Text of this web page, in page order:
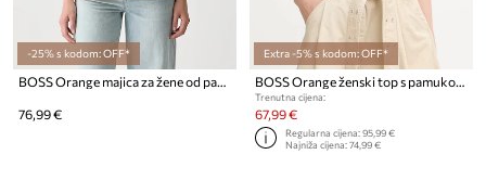
-25% s kodom: OFF*
BOSS Orange majica za žene od pamuka C_Eregular_4
76,99 €
Extra -5% s kodom: OFF*
BOSS Orange ženski top s pamukom C Ecela
Trenutna cijena:
67,99 €
Regularna cijena:95,99 €
Najniža cijena:74,99 €